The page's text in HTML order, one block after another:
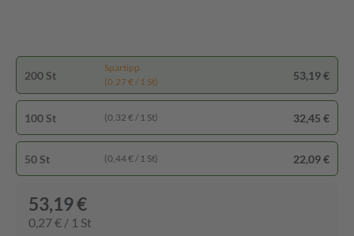
200 St
Spartipp
(0,27 € / 1 St)
53,19 €
100 St (0,32 € / 1 St) 32,45 €
50 St (0,44 € / 1 St) 22,09 €
53,19 €
0,27 € / 1 St